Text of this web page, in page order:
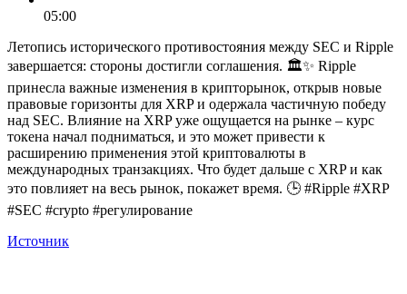
05:00
Летопись исторического противостояния между SEC и Ripple
завершается: стороны достигли соглашения. 🏛✨ Ripple
принесла важные изменения в крипторынок, открыв новые
правовые горизонты для XRP и одержала частичную победу
над SEC. Влияние на XRP уже ощущается на рынке – курс
токена начал подниматься, и это может привести к
расширению применения этой криптовалюты в
международных транзакциях. Что будет дальше с XRP и как
это повлияет на весь рынок, покажет время. 🕒 #Ripple #XRP
#SEC #crypto #регулирование
Источник